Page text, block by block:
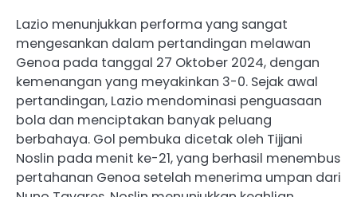
Lazio menunjukkan performa yang sangat
mengesankan dalam pertandingan melawan
Genoa pada tanggal 27 Oktober 2024, dengan
kemenangan yang meyakinkan 3-0. Sejak awal
pertandingan, Lazio mendominasi penguasaan
bola dan menciptakan banyak peluang
berbahaya. Gol pembuka dicetak oleh Tijjani
Noslin pada menit ke-21, yang berhasil menembus
pertahanan Genoa setelah menerima umpan dari